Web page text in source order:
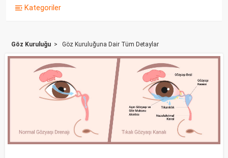
Kategoriler
Göz Kuruluğu Göz Kuruluğuna Dair Tüm Detaylar